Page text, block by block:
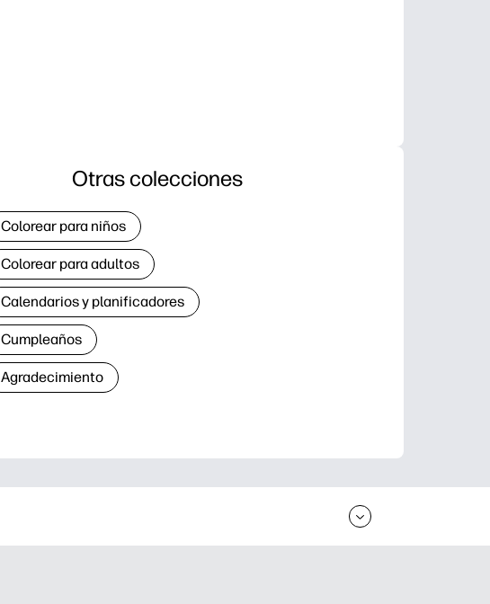
Otras colecciones
Colorear para niños
Colorear para adultos
Calendarios y planificadores
Cumpleaños
Agradecimiento